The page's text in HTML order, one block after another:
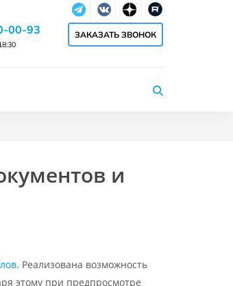
TelegramVkontakte
dzenRuTube
00-93 ЗАКАЗАТЬ ЗВОНОК
и
. Реализована возможность
этому при предпросмотре